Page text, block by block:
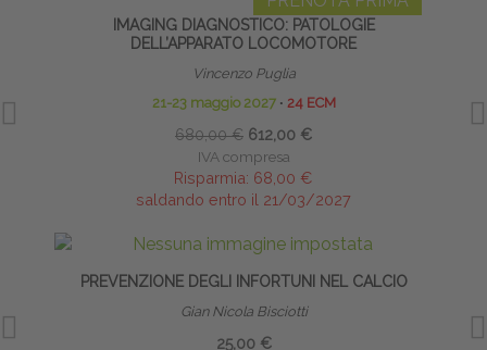
IMAGING DIAGNOSTICO: PATOLOGIE
DELL’APPARATO LOCOMOTORE
Vincenzo Puglia
21-23 maggio 2027 ∙ 24 ECM
680,00 € 612,00 €
IVA compresa
Risparmia: 68,00 €
saldando entro il 21/03/2027
PREVENZIONE DEGLI INFORTUNI NEL CALCIO
Gian Nicola Bisciotti
25,00 €